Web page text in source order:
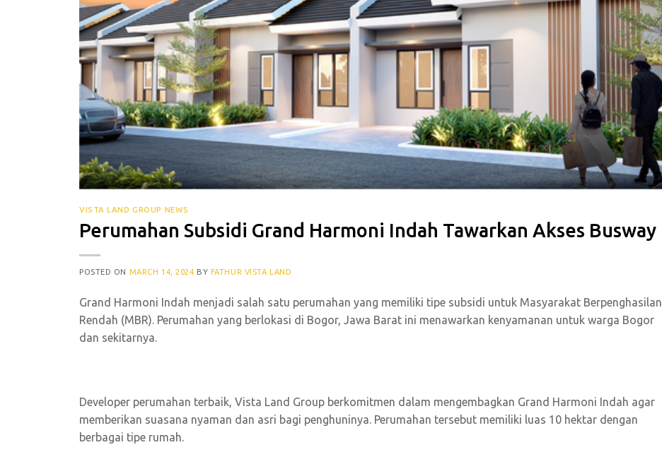
VISTA LAND GROUP NEWS
Perumahan Subsidi Grand Harmoni Indah Tawarkan Akses Busway
POSTED ON MARCH 14, 2024 BY FATHUR VISTA LAND
Grand Harmoni Indah menjadi salah satu perumahan yang memiliki tipe subsidi untuk Masyarakat Berpenghasilan
Rendah (MBR). Perumahan yang berlokasi di Bogor, Jawa Barat ini menawarkan kenyamanan untuk warga Bogor
dan sekitarnya.
Developer perumahan terbaik, Vista Land Group berkomitmen dalam mengembagkan Grand Harmoni Indah agar
memberikan suasana nyaman dan asri bagi penghuninya. Perumahan tersebut memiliki luas 10 hektar dengan
berbagai tipe rumah.